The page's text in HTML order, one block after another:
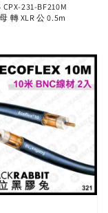
231-BF210M
轉 XLR 公 0.5m